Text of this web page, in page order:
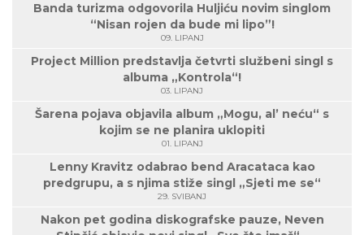
Banda turizma odgovorila Huljiću novim singlom
“Nisan rojen da bude mi lipo”!
09. LIPANJ
Project Million predstavlja četvrti službeni singl s
albuma „Kontrola“!
03. LIPANJ
Šarena pojava objavila album „Mogu, al’ neću“ s
kojim se ne planira uklopiti
01. LIPANJ
Lenny Kravitz odabrao bend Aracataca kao
predgrupu, a s njima stiže singl „Sjeti me se“
29. SVIBANJ
Nakon pet godina diskografske pauze, Neven